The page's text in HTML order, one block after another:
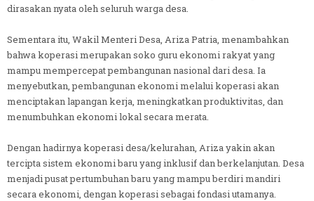
dirasakan nyata oleh seluruh warga desa.
Sementara itu, Wakil Menteri Desa, Ariza Patria, menambahkan
bahwa koperasi merupakan soko guru ekonomi rakyat yang
mampu mempercepat pembangunan nasional dari desa. Ia
menyebutkan, pembangunan ekonomi melalui koperasi akan
menciptakan lapangan kerja, meningkatkan produktivitas, dan
menumbuhkan ekonomi lokal secara merata.
Dengan hadirnya koperasi desa/kelurahan, Ariza yakin akan
tercipta sistem ekonomi baru yang inklusif dan berkelanjutan. Desa
menjadi pusat pertumbuhan baru yang mampu berdiri mandiri
secara ekonomi, dengan koperasi sebagai fondasi utamanya.